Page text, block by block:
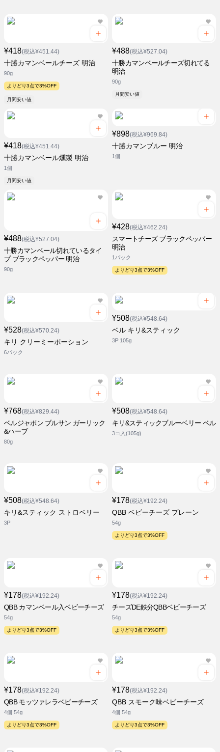
¥418(税込¥451.44)
十勝カマンベールチーズ 明治
90g
よりどり3点で3%OFF
月間安い値
¥488(税込¥527.04)
十勝カマンベールチーズ切れてる
明治
90g
月間安い値
¥418(税込¥451.44)
十勝カマンベール燻製 明治
1個
月間安い値
¥898(税込¥969.84)
十勝カマンブルー 明治
1個
¥488(税込¥527.04)
十勝カマンベール切れているタイ
プ ブラックペッパー 明治
90g
¥428(税込¥462.24)
スマートチーズ ブラックペッパー
明治
1パック
よりどり3点で3%OFF
¥528(税込¥570.24)
キリ クリーミーポーション
6パック
¥508(税込¥548.64)
ベル キリ&スティック
3P 105g
¥768(税込¥829.44)
ベルジャポン ブルサン ガーリック
&ハーブ
80g
¥508(税込¥548.64)
キリ&スティックブルーベリー ベル
3コ入(105g)
¥508(税込¥548.64)
キリ&スティック ストロベリー
3P
¥178(税込¥192.24)
QBB ベビーチーズ プレーン
54g
よりどり3点で3%OFF
¥178(税込¥192.24)
QBB カマンベール入ベビーチーズ
54g
よりどり3点で3%OFF
¥178(税込¥192.24)
チーズDE鉄分QBBベビーチーズ
54g
よりどり3点で3%OFF
¥178(税込¥192.24)
QBB モッツァレラベビーチーズ
4個 54g
よりどり3点で3%OFF
¥178(税込¥192.24)
QBB スモーク味ベビーチーズ
4個 54g
よりどり3点で3%OFF